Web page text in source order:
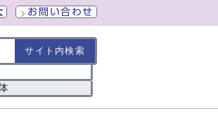
お問い合わせ